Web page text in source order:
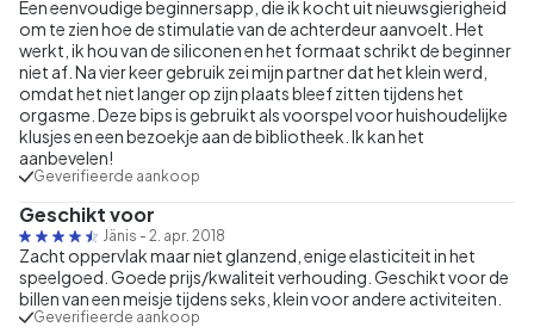
Een eenvoudige beginnersapp, die ik kocht uit nieuwsgierigheid
om te zien hoe de stimulatie van de achterdeur aanvoelt. Het
werkt, ik hou van de siliconen en het formaat schrikt de beginner
niet af. Na vier keer gebruik zei mijn partner dat het klein werd,
omdat het niet langer op zijn plaats bleef zitten tijdens het
orgasme. Deze bips is gebruikt als voorspel voor huishoudelijke
klusjes en een bezoekje aan de bibliotheek. Ik kan het
aanbevelen!
Geverifieerde aankoop
Geschikt voor
Jänis - 2. apr. 2018
Zacht oppervlak maar niet glanzend, enige elasticiteit in het
speelgoed. Goede prijs/kwaliteit verhouding. Geschikt voor de
billen van een meisje tijdens seks, klein voor andere activiteiten.
Geverifieerde aankoop